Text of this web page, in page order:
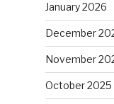
January 2026
December
November
October 2025